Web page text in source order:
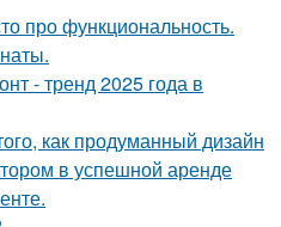
про функциональность.
- тренд 2025 года в
как продуманный дизайн
в успешной аренде